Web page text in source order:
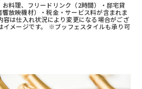
料理、フリードリンク（2時間）・邸宅貸
放映機材）・税金・サービス料が含まれま
は仕入れ状況により変更になる場合がござ
イメージです。 ※ブッフェスタイルも承り可